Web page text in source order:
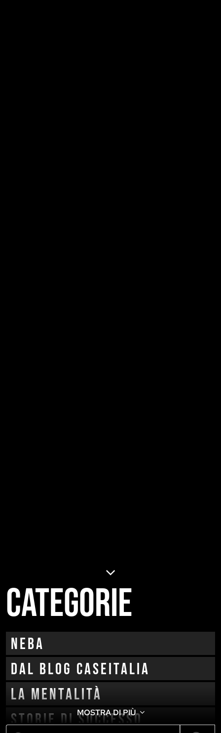
Categorie
neba
Dal blog CaseItalia
La mentalità
Storie di successo
MOSTRA DI PIÙ